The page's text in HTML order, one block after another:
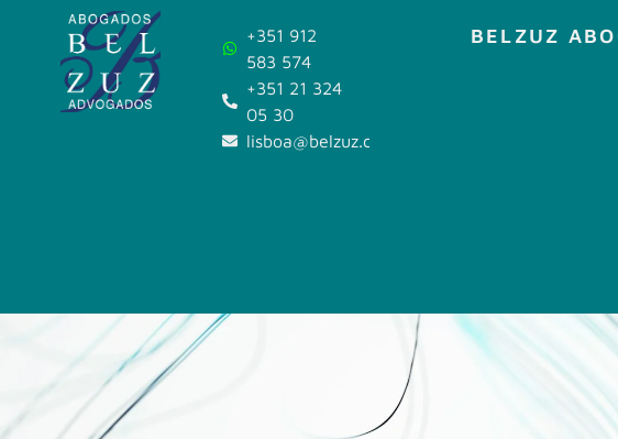
+351 912
583 574
+351 21 324
05 30
lisboa@belzuz.com
BELZUZ